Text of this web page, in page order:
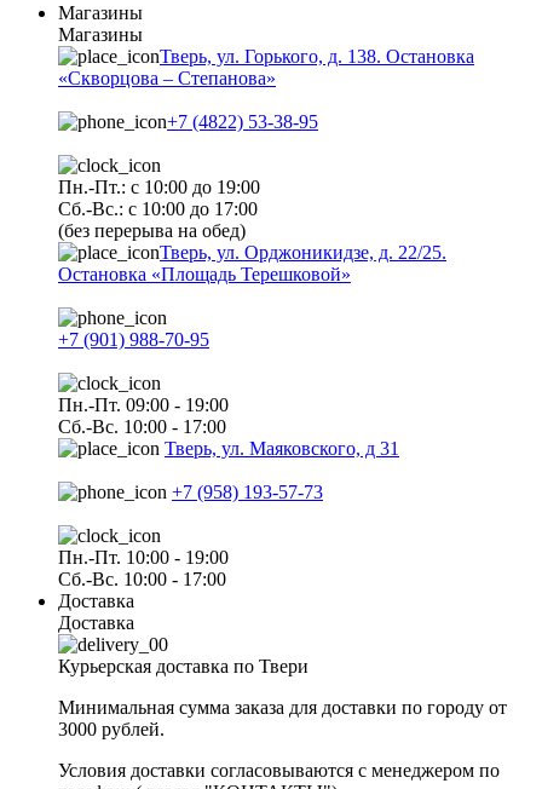
Магазины
Магазины
Тверь, ул. Горького, д. 138. Остановка
«Скворцова – Степанова»
+7 (4822) 53-38-95
Пн.-Пт.: с 10:00 до 19:00
Сб.-Вс.: с 10:00 до 17:00
(без перерыва на обед)
Тверь, ул. Орджоникидзе, д. 22/25.
Остановка «Площадь Терешковой»
+7 (901) 988-70-95
Пн.-Пт. 09:00 - 19:00
Сб.-Вс. 10:00 - 17:00
Тверь, ул. Маяковского, д 31
+7 (958) 193-57-73
Пн.-Пт. 10:00 - 19:00
Сб.-Вс. 10:00 - 17:00
Доставка
Доставка
Курьерская доставка по Твери
Минимальная сумма заказа для доставки по городу от
3000 рублей.
Условия доставки согласовываются с менеджером по